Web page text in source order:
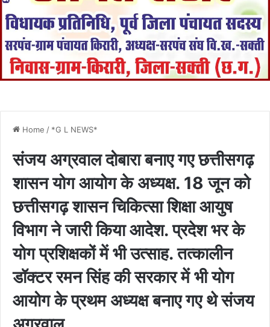
Home / *G L NEWS*
संजय अग्रवाल दोबारा बनाए गए छत्तीसगढ़
शासन योग आयोग के अध्यक्ष. 18 जून को
छत्तीसगढ़ शासन चिकित्सा शिक्षा आयुष
विभाग ने जारी किया आदेश. प्रदेश भर के
योग प्रशिक्षकों में भी उत्साह. तत्कालीन
डॉक्टर रमन सिंह की सरकार में भी योग
आयोग के प्रथम अध्यक्ष बनाए गए थे संजय